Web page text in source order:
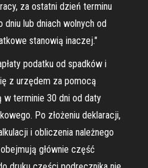
za ostatni dzień terminu
dniu lub dniach wolnych od
stanowią inaczej."
podatku od spadków i
z urzędem za pomocą
w terminie 30 dni od daty
Po złożeniu deklaracji,
i obliczenia należnego
głównie część